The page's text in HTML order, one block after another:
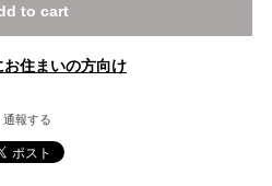
to cart
お住まいの方向け
通報する